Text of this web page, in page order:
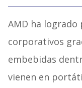
AMD ha
corporativos
embebidas
vienen en